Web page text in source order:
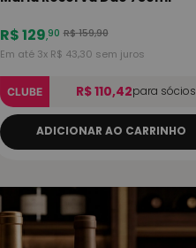
R$129,90 R$159,90
Em até 3x R$ 43,30 sem juros
CLUBE R$ 110,42para sócios
ADICIONAR AO CARRINHO